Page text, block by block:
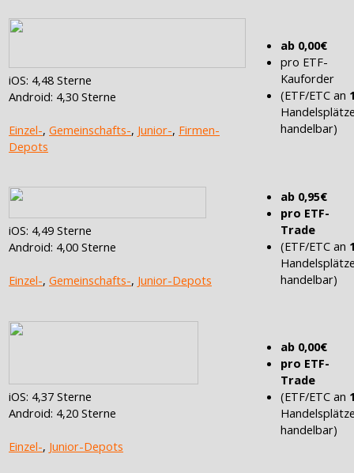
iOS: 4,48 Sterne
Android: 4,30 Sterne
Einzel-, Gemeinschafts-, Junior-, Firmen-
Depots
ab 0,00€
pro ETF-
Kauforder
(ETF/ETC an
handelbar)
iOS: 4,49 Sterne
Android: 4,00 Sterne
Einzel-, Gemeinschafts-, Junior-Depots
ab 0,95€
pro ETF-
Trade
(ETF/ETC an
handelbar)
iOS: 4,37 Sterne
Android: 4,20 Sterne
Einzel-, Junior-Depots
ab 0,00€
pro ETF-
Trade
(ETF/ETC an
handelbar)